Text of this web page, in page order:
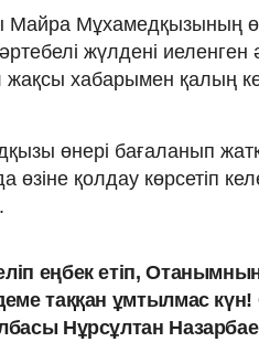
Майра Мұхамедқызының
жүлдені иеленген
хабарымен қалың
өнері бағаланып
өзіне қолдау көрсетіп
еңбек етіп,
таққан ұмтылмас
Нұрсұлтан